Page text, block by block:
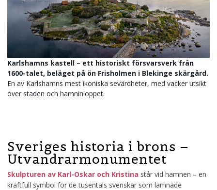
Karlshamns kastell – ett historiskt försvarsverk från
1600-talet, beläget på ön Frisholmen i Blekinge skärgård.
En av Karlshamns mest ikoniska sevärdheter, med vacker utsikt
över staden och hamninloppet.
Sveriges historia i brons –
Utvandrarmonumentet
Skulpturen av Karl-Oskar och Kristina står vid hamnen – en
kraftfull symbol för de tusentals svenskar som lämnade